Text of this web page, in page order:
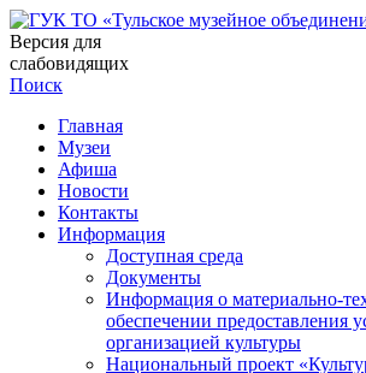
Версия для
слабовидящих
Поиск
Главная
Музеи
Афиша
Новости
Контакты
Информация
Доступная среда
Документы
Информация о материально-
обеспечении предоставления
организацией культуры
Национальный проект